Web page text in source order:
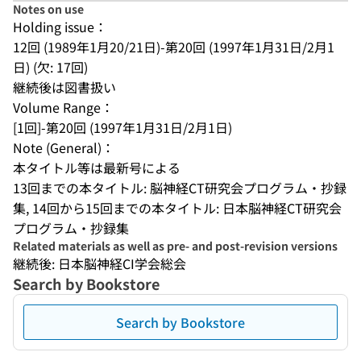
Notes on use
Holding issue：
12回 (1989年1月20/21日)-第20回 (1997年1月31日/2月1
日) (欠: 17回)
継続後は図書扱い
Volume Range：
[1回]-第20回 (1997年1月31日/2月1日)
Note (General)：
本タイトル等は最新号による
13回までの本タイトル: 脳神経CT研究会プログラム・抄録
集, 14回から15回までの本タイトル: 日本脳神経CT研究会
プログラム・抄録集
Related materials as well as pre- and post-revision versions
継続後: 日本脳神経CI学会総会
Search by Bookstore
Search by Bookstore